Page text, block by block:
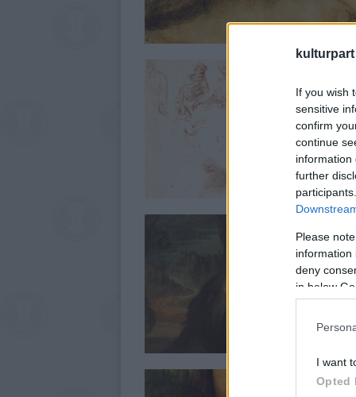
kulturpart
If you wish
sensitive
confirm
continue
information
further
Please
information
deny
in below
I want
Opted